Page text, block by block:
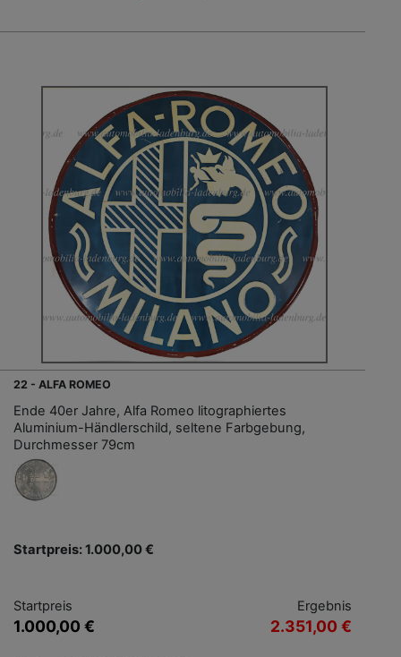
22 - ALFA ROMEO
Ende 40er Jahre, Alfa Romeo litographiertes
Aluminium-Händlerschild, seltene Farbgebung,
Durchmesser 79cm
Startpreis: 1.000,00 €
Startpreis
1.000,00 €
Ergebnis
2.351,00 €